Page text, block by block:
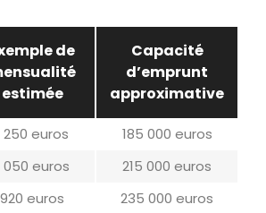
de
estimée
Capacité
d’emprunt
approximative
250 euros
185 000 euros
050 euros
215 000 euros
920 euros 235 000 euros